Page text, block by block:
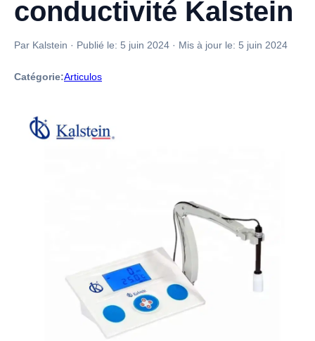
conductivité Kalstein
Par Kalstein · Publié le: 5 juin 2024 · Mis à jour le: 5 juin 2024
Catégorie:Articulos